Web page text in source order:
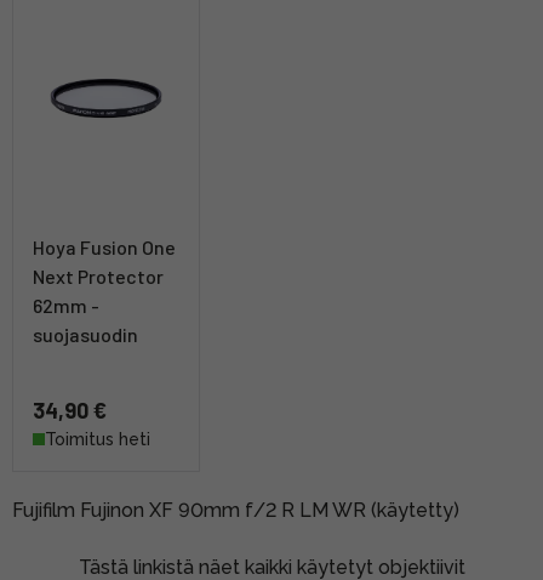
Hoya Fusion One
Next Protector
62mm -
suojasuodin
34,90 €
Toimitus heti
Fujifilm Fujinon XF 90mm f/2 R LM WR (käytetty)
Tästä linkistä näet kaikki käytetyt objektiivit